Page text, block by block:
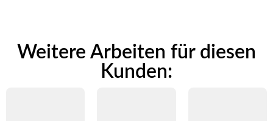
Weitere Arbeiten für diesen
Kunden: